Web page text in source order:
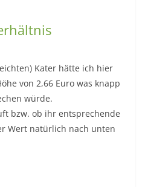
Kater hätte ich hier
von 2,66 Euro was knapp
würde.
bzw. ob ihr entsprechende
Wert natürlich nach unten